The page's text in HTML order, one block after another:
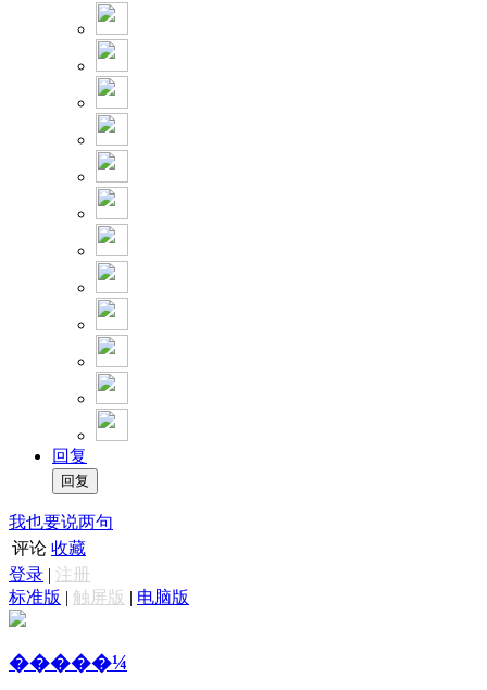
回复
我也要说两句
评论 收藏
登录 | 注册
标准版 | 触屏版 | 电脑版
�����¼